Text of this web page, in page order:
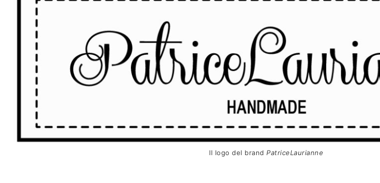
Il logo del brandPatriceLaurianne